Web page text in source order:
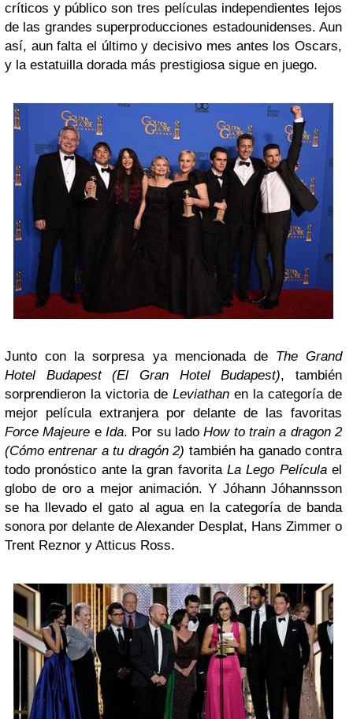
críticos y público son tres películas independientes lejos
de las grandes superproducciones estadounidenses. Aun
así, aun falta el último y decisivo mes antes los Oscars,
y la estatuilla dorada más prestigiosa sigue en juego.
Junto con la sorpresa ya mencionada de The Grand
Hotel Budapest (El Gran Hotel Budapest), también
sorprendieron la victoria de Leviathan en la categoría de
mejor película extranjera por delante de las favoritas
Force Majeure eIda. Por su ladoHow to train a dragon 2
(Cómo entrenar a tu dragón 2) también ha ganado contra
todo pronóstico ante la gran favorita La Lego Películael
globo de oro a mejor animación. Y Jóhann Jóhannsson
se ha llevado el gato al agua en la categoría de banda
sonora por delante de Alexander Desplat, Hans Zimmer o
Trent Reznor y Atticus Ross.